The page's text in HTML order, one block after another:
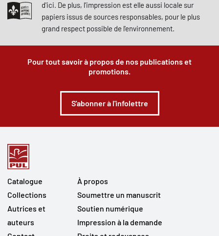
d'ici. De plus, l'impression est elle aussi locale sur
papiers issus de sources responsables, pour le plus
grand respect possible de l'environnement.
Pour tout savoir à propos de nos publications et
promotions.
S'abonner à l'infolettre
Catalogue
Collections
Autrices et
auteurs
À propos
Soumettre un manuscrit
Soutien numérique
Impression à la demande